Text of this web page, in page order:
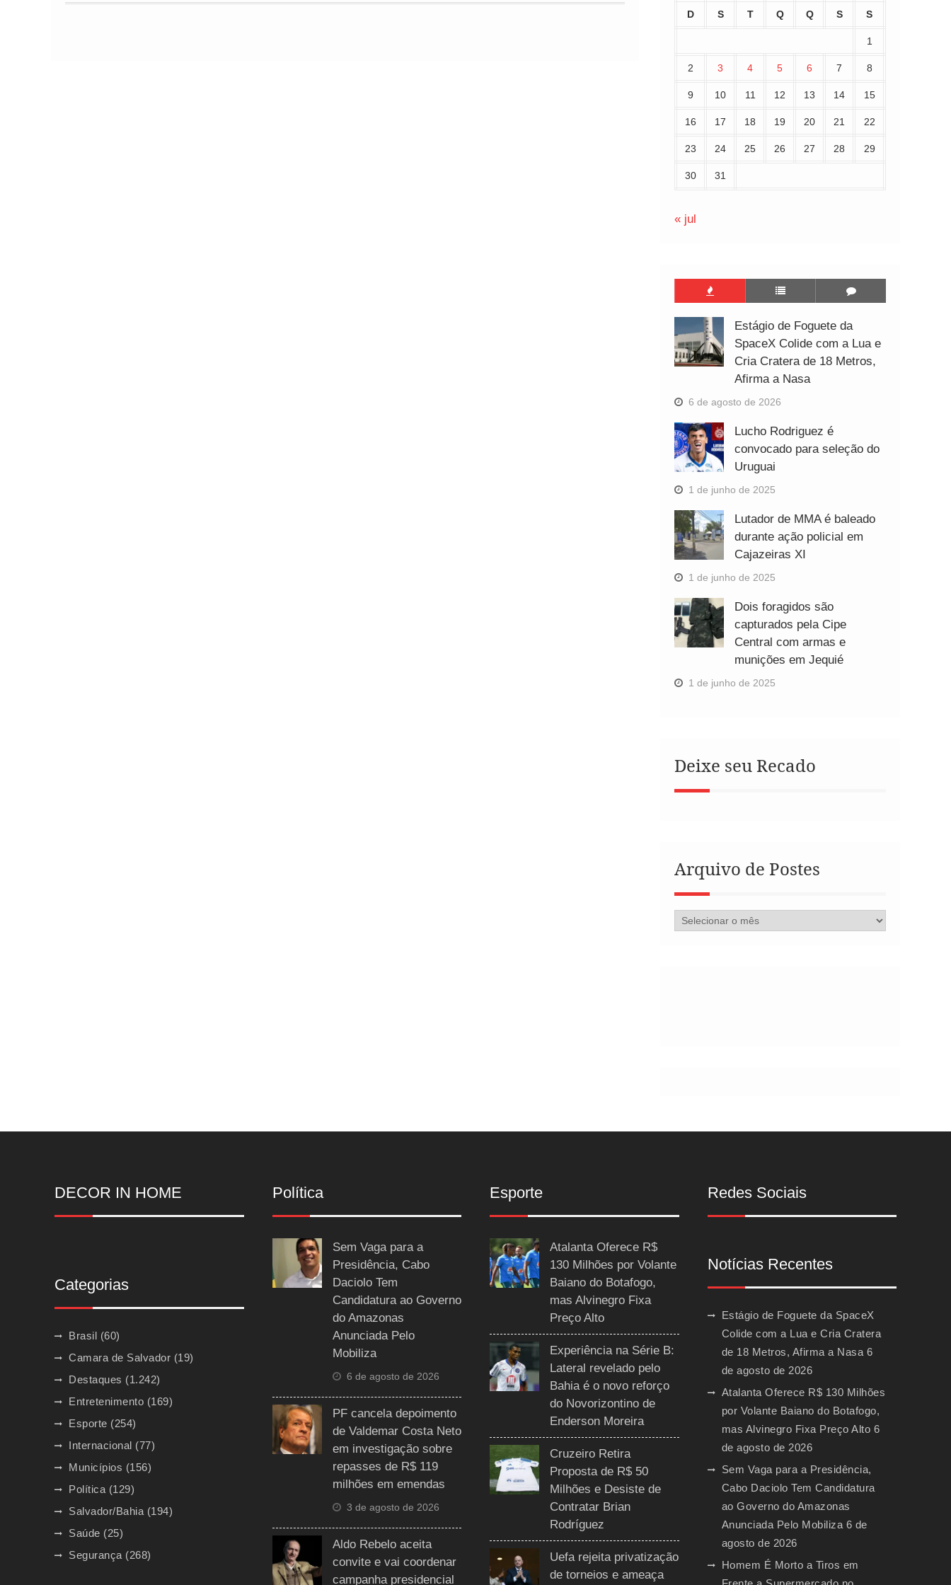
D S T Q Q S S
1
2 3 4 5 6 7 8
9 10 11 12 13 14 15
16 17 18 19 20 21 22
23 24 25 26 27 28 29
30 31
« jul
Estágio de Foguete da
SpaceX Colide com a Lua e
Cria Cratera de 18 Metros,
Afirma a Nasa
6 de agosto de 2026
Lucho Rodriguez é
convocado para seleção do
Uruguai
1 de junho de 2025
Lutador de MMA é baleado
durante ação policial em
Cajazeiras XI
1 de junho de 2025
Dois foragidos são
capturados pela Cipe
Central com armas e
munições em Jequié
1 de junho de 2025
Deixe seu Recado
Arquivo de Postes
Arquivo
DECOR IN HOME
Categorias
Brasil (60)
Camara de Salvador (19)
Destaques (1.242)
Entretenimento (169)
Esporte (254)
Internacional (77)
Municípios (156)
Política (129)
Salvador/Bahia (194)
Saúde (25)
Segurança (268)
Política
Sem Vaga para a
Presidência, Cabo
Daciolo Tem
Candidatura ao Governo
do Amazonas
Anunciada Pelo
Mobiliza
6 de agosto de 2026
PF cancela depoimento
de Valdemar Costa Neto
em investigação sobre
repasses de R$ 119
milhões em emendas
3 de agosto de 2026
Aldo Rebelo aceita
convite e vai coordenar
campanha presidencial
Esporte
Atalanta Oferece R$
130 Milhões por Volante
Baiano do Botafogo,
mas Alvinegro Fixa
Preço Alto
Experiência na Série B:
Lateral revelado pelo
Bahia é o novo reforço
do Novorizontino de
Enderson Moreira
Cruzeiro Retira
Proposta de R$ 50
Milhões e Desiste de
Contratar Brian
Rodríguez
Uefa rejeita privatização
de torneios e ameaça
Redes Sociais
Notícias Recentes
Estágio de Foguete da SpaceX
Colide com a Lua e Cria Cratera
de 18 Metros, Afirma a Nasa 6
de agosto de 2026
Atalanta Oferece R$ 130 Milhões
por Volante Baiano do Botafogo,
mas Alvinegro Fixa Preço Alto 6
de agosto de 2026
Sem Vaga para a Presidência,
Cabo Daciolo Tem Candidatura
ao Governo do Amazonas
Anunciada Pelo Mobiliza 6 de
agosto de 2026
Homem É Morto a Tiros em